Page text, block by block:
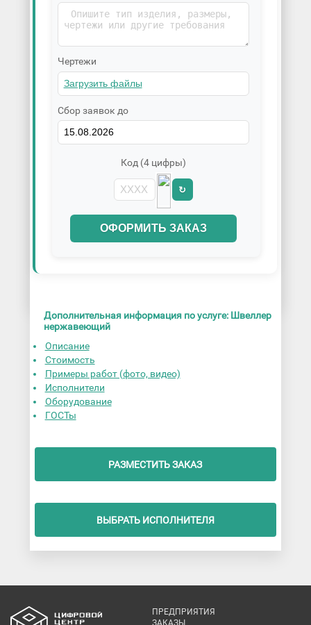
Чертежи
Сбор заявок до
Код (4 цифры)
↻
ОФОРМИТЬ ЗАКАЗ
Дополнительная информация по услуге: Швеллер
нержавеющий
Описание
Стоимость
Примеры работ (фото, видео)
Исполнители
Оборудование
ГОСТы
РАЗМЕСТИТЬ ЗАКАЗ
ВЫБРАТЬ ИСПОЛНИТЕЛЯ
ПРЕДПРИЯТИЯ
ЗАКАЗЫ